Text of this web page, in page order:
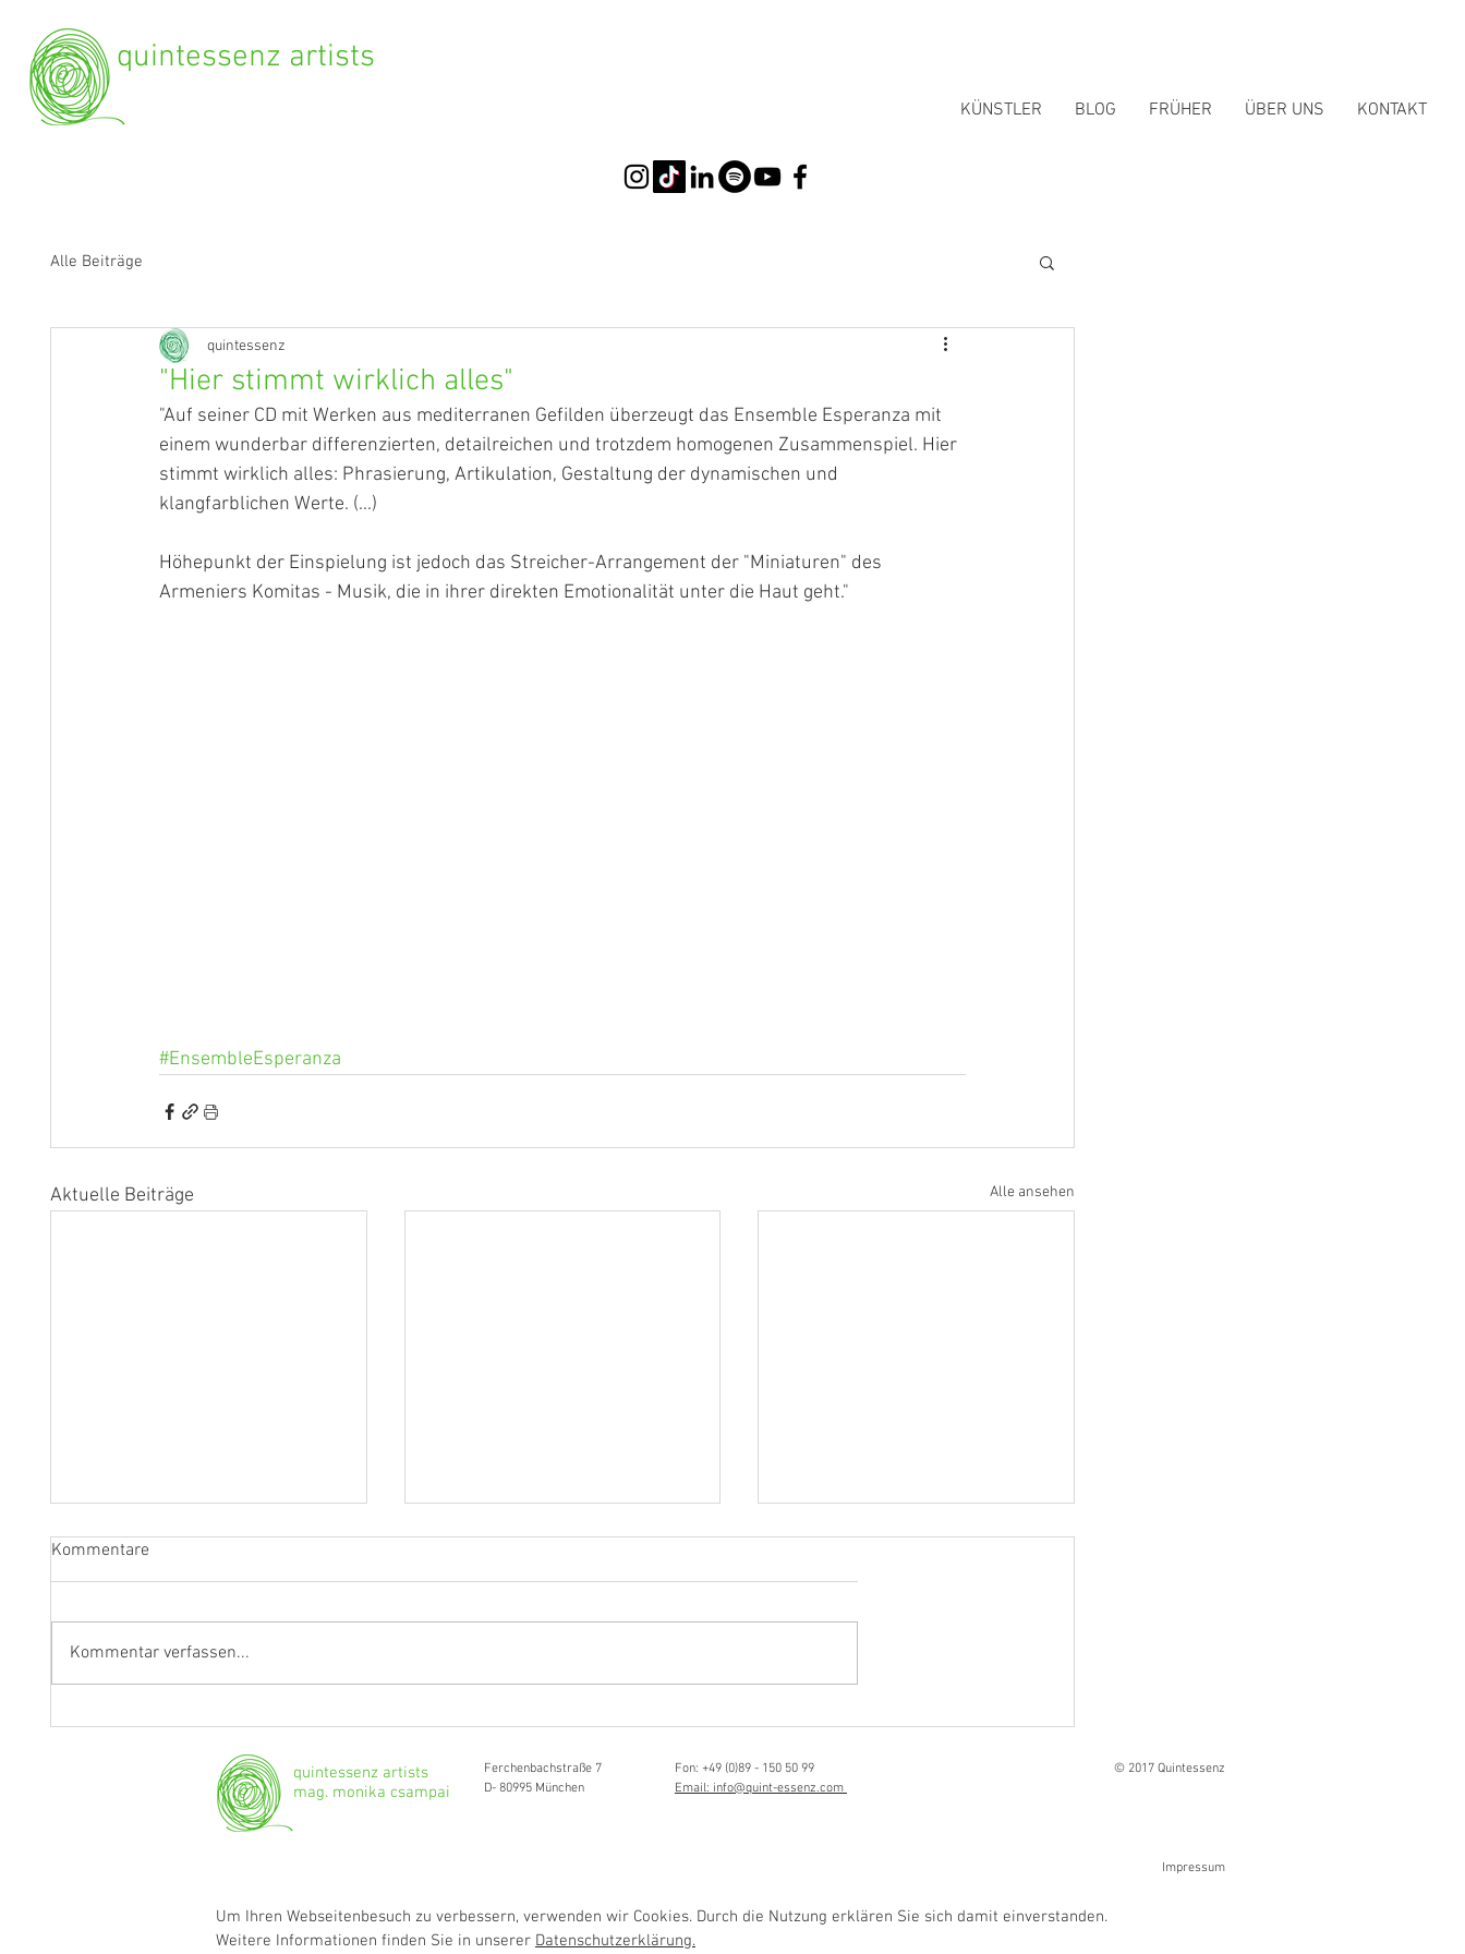
quintessenz artists
KÜNSTLER BLOG FRÜHER ÜBER UNS KONTAKT
Alle Beiträge
"Hier stimmt wirklich alles"
quintessenz
"Auf seiner CD mit Werken aus mediterranen Gefilden überzeugt das Ensemble Esperanza mit
einem wunderbar differenzierten, detailreichen und trotzdem homogenen Zusammenspiel. Hier
stimmt wirklich alles: Phrasierung, Artikulation, Gestaltung der dynamischen und
klangfarblichen Werte. (...)
Höhepunkt der Einspielung ist jedoch das Streicher-Arrangement der "Miniaturen" des
Armeniers Komitas - Musik, die in ihrer direkten Emotionalität unter die Haut geht."
#EnsembleEsperanza
Aktuelle Beiträge Alle ansehen
Kommentare
Kommentar verfassen...
quintessenz artists
mag. monika csampai
Ferchenbachstraße 7
D- 80995 München
Fon: +49 (0)89 - 150 50 99
Email: info@quint-essenz.com
© 2017 Quintessenz
Impressum
Um Ihren Webseitenbesuch zu verbessern, verwenden wir Cookies. Durch die Nutzung erklären Sie sich damit einverstanden.
Weitere Informationen finden Sie in unserer Datenschutzerklärung.